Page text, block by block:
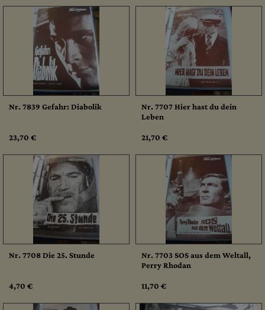
Nr. 7839 Gefahr: Diabolik
23,70 €
Nr. 7707 Hier hast du dein
Leben
21,70 €
Nr. 7708 Die 25. Stunde
4,70 €
Nr. 7703 SOS aus dem Weltall,
Perry Rhodan
11,70 €